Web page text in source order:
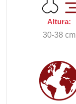
Altura:
30-38 cm